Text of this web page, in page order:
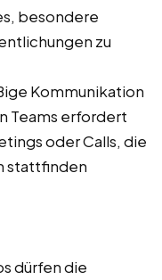
besondere
zu
Kommunikation
Teams erfordert
oder Calls, die
stattfinden
dürfen die